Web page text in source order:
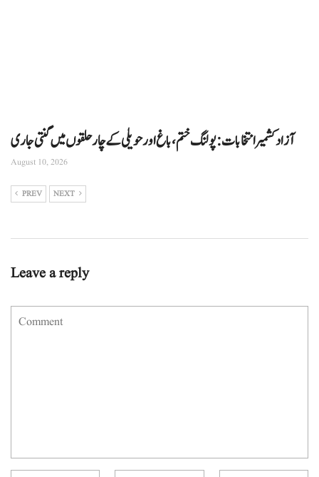
آزاد کشمیر انتخابات: پولنگ ختم، باغ اور حویلی کے چار حلقوں میں گنتی جاری
August 10, 2026
PREV NEXT
Leave a reply